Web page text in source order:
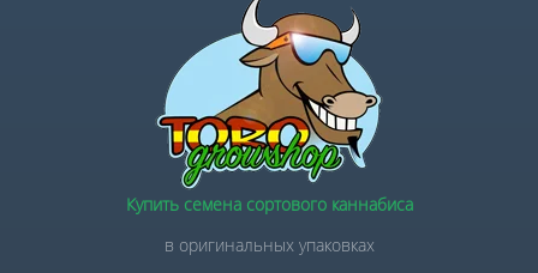
Купить семена сортового каннабиса
в оригинальных упаковках